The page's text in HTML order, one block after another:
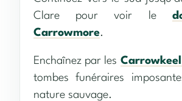
Clare pour voir le
Carrowmore.
Enchaînez par les
tombes funéraires
nature sauvage.